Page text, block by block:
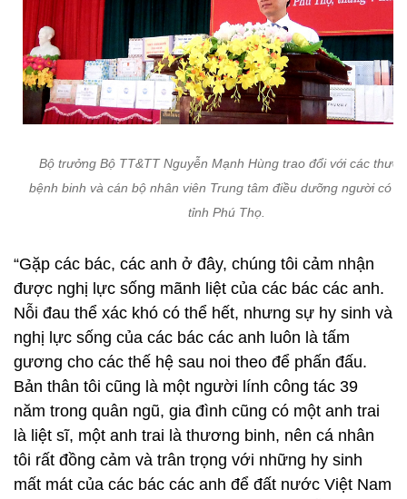
Bộ trưởng Bộ TT&TT Nguyễn Mạnh Hùng trao đổi với các
bệnh binh và cán bộ nhân viên Trung tâm điều dưỡng người có
tỉnh Phú Thọ.
“Gặp các bác, các anh ở đây, chúng tôi cảm nhận
được nghị lực sống mãnh liệt của các bác các anh.
Nỗi đau thể xác khó có thể hết, nhưng sự hy sinh và
nghị lực sống của các bác các anh luôn là tấm
gương cho các thế hệ sau noi theo để phấn đấu.
Bản thân tôi cũng là một người lính công tác 39
năm trong quân ngũ, gia đình cũng có một anh trai
là liệt sĩ, một anh trai là thương binh, nên cá nhân
tôi rất đồng cảm và trân trọng với những hy sinh
mất mát của các bác các anh để đất nước Việt Nam